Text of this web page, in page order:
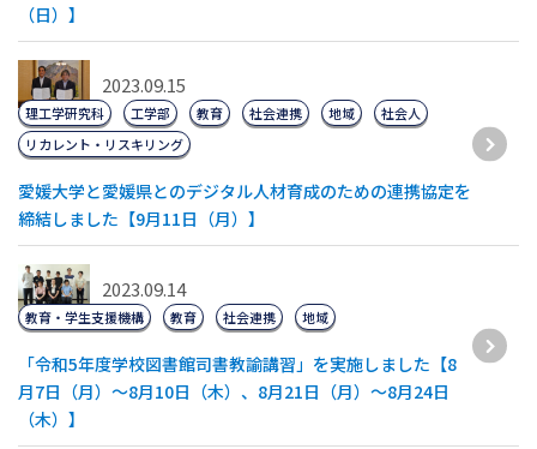
（日）】
2023.09.15
愛媛大学と愛媛県とのデジタル人材育成のための連携協定を
締結しました【9月11日（月）】
理工学研究科 工学部 教育 社会連携 地域
社会人
リカレント・リスキリング
2023.09.14
「令和5年度学校図書館司書教諭講習」を実施しました【8
月7日（月）～8月10日（木）、8月21日（月）～8月24日
（木）】
教育・学生支援機構 教育 社会連携 地域